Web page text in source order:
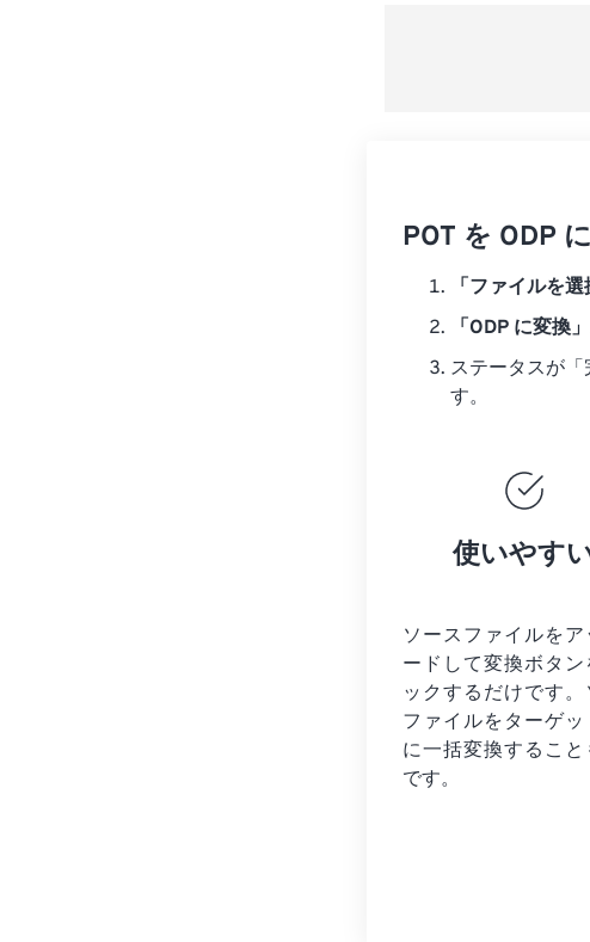
POT を ODP
「ファイルを選
「ODP に変換」
ステータスが「
す。
使いやす
ソースファイルをア
ードして変換ボタン
ックするだけです。
ファイルを ターゲ
に一括変換すること
です。